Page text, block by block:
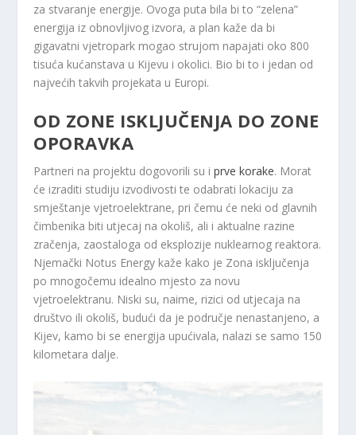
za stvaranje energije. Ovoga puta bila bi to “zelena”
energija iz obnovljivog izvora, a plan kaže da bi
gigavatni vjetropark mogao strujom napajati oko 800
tisuća kućanstava u Kijevu i okolici. Bio bi to i jedan od
najvećih takvih projekata u Europi.
OD ZONE ISKLJUČENJA DO ZONE
OPORAVKA
Partneri na projektu dogovorili su iprve korake. Morat
će izraditi studiju izvodivosti te odabrati lokaciju za
smještanje vjetroelektrane, pri čemu će neki od glavnih
čimbenika biti utjecaj na okoliš, ali i aktualne razine
zračenja, zaostaloga od eksplozije nuklearnog reaktora.
Njemački Notus Energy kaže kako je Zona isključenja
po mnogočemu idealno mjesto za novu
vjetroelektranu. Niski su, naime, rizici od utjecaja na
društvo ili okoliš, budući da je područje nenastanjeno, a
Kijev, kamo bi se energija upućivala, nalazi se samo 150
kilometara dalje.